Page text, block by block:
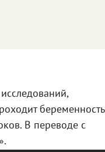
беременность
В переводе с